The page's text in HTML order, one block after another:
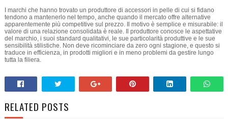
I marchi che hanno trovato un produttore di accessori in pelle di cui si fidano
tendono a mantenerlo nel tempo, anche quando il mercato offre alternative
apparentemente più competitive sul prezzo. Il motivo è semplice e misurabile: il
valore di una relazione consolidata è reale. Il produttore conosce le aspettative
del marchio, i suoi standard qualitativi, le sue particolarità produttive e le sue
sensibilità stilistiche. Non deve ricominciare da zero ogni stagione, e questo si
traduce in efficienza, in prodotti migliori e in meno problemi da gestire lungo
tutta la filiera.
RELATED POSTS